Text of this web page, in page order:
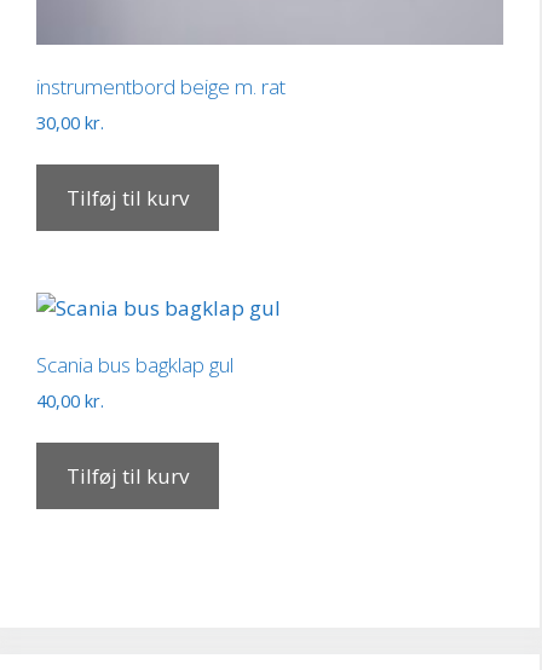
instrumentbord beige m. rat
30,00 kr.
Tilføj til kurv
Scania bus bagklap gul
40,00 kr.
Tilføj til kurv